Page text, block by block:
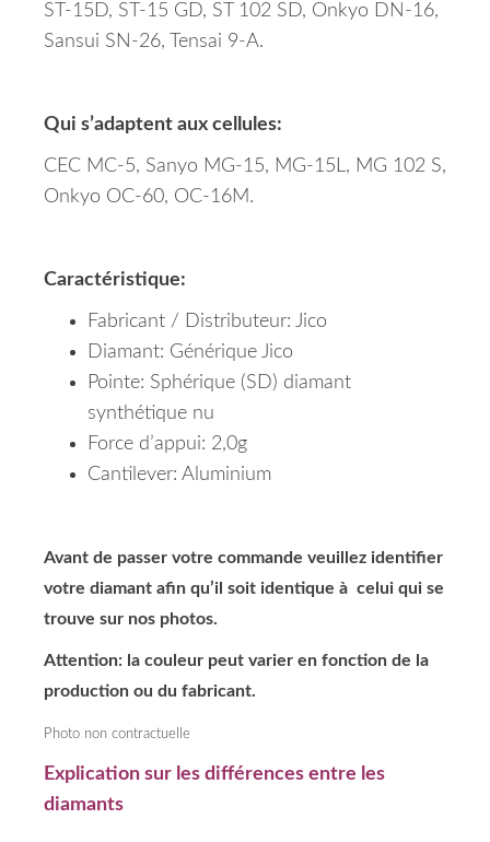
ST-15D, ST-15 GD, ST 102 SD, Onkyo DN-16,
Sansui SN-26, Tensai 9-A.
Qui s’adaptent aux cellules:
CEC MC-5, Sanyo MG-15, MG-15L, MG 102 S,
Onkyo OC-60, OC-16M.
Caractéristique:
Fabricant / Distributeur: Jico
Diamant: Générique Jico
Pointe: Sphérique (SD) diamant
synthétique nu
Force d’appui: 2,0g
Cantilever: Aluminium
Avant de passer votre commande veuillez identifier
votre diamant afin qu’il soit identique à celui qui se
trouve sur nos photos.
Attention: la couleur peut varier en fonction de la
production ou du fabricant.
Photo non contractuelle
Explication sur les différences entre les
diamants